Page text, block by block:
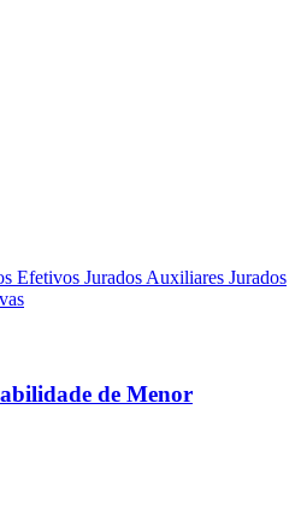
Efetivos Jurados Auxiliares Jurados
de Menor